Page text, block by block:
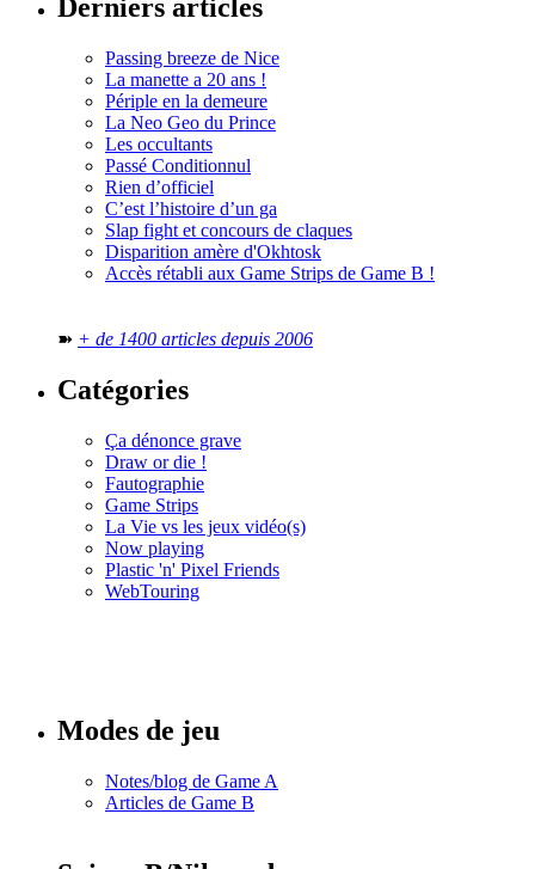
Derniers articles
Passing breeze de Nice
La manette a 20 ans !
Périple en la demeure
La Neo Geo du Prince
Les occultants
Passé Conditionnul
Rien d’officiel
C’est l’histoire d’un ga
Slap fight et concours de claques
Disparition amère d'Okhtosk
Accès rétabli aux Game Strips de Game B !
➽ + de 1400 articles depuis 2006
Catégories
Ça dénonce grave
Draw or die !
Fautographie
Game Strips
La Vie vs les jeux vidéo(s)
Now playing
Plastic 'n' Pixel Friends
WebTouring
Modes de jeu
Notes/blog de Game A
Articles de Game B